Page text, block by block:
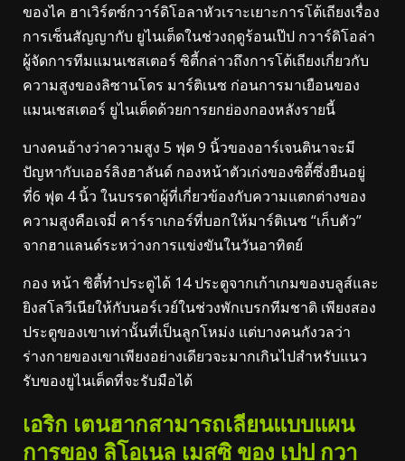
ของไค ฮาเวิร์ตซ์กวาร์ดิโอลาหัวเราะเยาะการโต้เถียงเรื่อง
การเซ็นสัญญากับ ยูไนเต็ดในช่วงฤดูร้อนเป๊ป กวาร์ดิโอล่า
ผู้จัดการทีมแมนเชสเตอร์ ซิตี้กล่าวถึงการโต้เถียงเกี่ยวกับ
ความสูงของลิซานโดร มาร์ติเนซ ก่อนการมาเยือนของ
แมนเชสเตอร์ ยูไนเต็ดด้วยการยกย่องกองหลังรายนี้
บางคนอ้างว่าความสูง 5 ฟุต 9 นิ้วของอาร์เจนตินาจะมี
ปัญหากับเออร์ลิงฮาลันด์ กองหน้าตัวเก่งของซิตี้ซึ่งยืนอยู่
ที่6 ฟุต 4 นิ้ว ในบรรดาผู้ที่เกี่ยวข้องกับความแตกต่างของ
ความสูงคือเจมี่ คาร์ราเกอร์ที่บอกให้มาร์ติเนซ “เก็บตัว”
จากฮาแลนด์ระหว่างการแข่งขันในวันอาทิตย์
กอง หน้า ซิตี้ทำประตูได้ 14 ประตูจากเก้าเกมของบลูส์และ
ยิงสโลวีเนียให้กับนอร์เวย์ในช่วงพักเบรกทีมชาติ เพียงสอง
ประตูของเขาเท่านั้นที่เป็นลูกโหม่ง แต่บางคนกังวลว่า
ร่างกายของเขาเพียงอย่างเดียวจะมากเกินไปสำหรับแนว
รับของยูไนเต็ดที่จะรับมือได้
เอริก เตนฮากสามารถเลียนแบบแผน
การของ ลิโอเนล เมสซิ ของ เปป กวา